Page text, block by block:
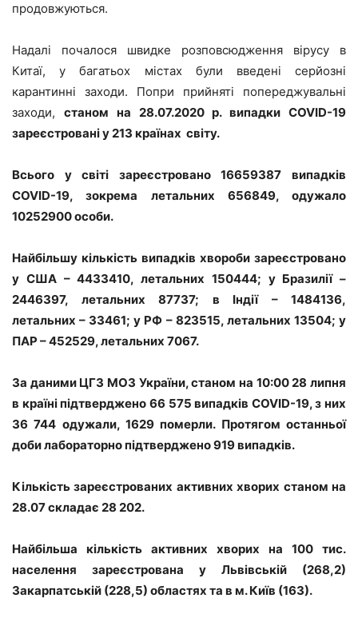
продовжуються.
Надалі почалося швидке розповсюдження вірусу в
Китаї, у багатьох містах були введені серйозні
карантинні заходи. Попри прийняті попереджувальні
заходи, станом на 28.07.2020 р. випадкиCOVID-19
зареєстровані у 213 країнах світу.
Всього у світі зареєстровано 16659387 випадків
COVID-19, зокрема летальних 656849, одужало
10252900 особи.
Найбільшу кількість випадків хвороби зареєстровано
у США – 4433410, летальних 150444; у Бразилії –
2446397, летальних 87737; в Індії – 1484136,
летальних – 33461; у РФ – 823515, летальних 13504; у
ПАР – 452529, летальних 7067.
За даними ЦГЗ МОЗ України, станом на 10:00 28 липня
в країні підтверджено 66 575 випадків COVID-19, з них
36 744 одужали, 1629 померли. Протягом останньої
доби лабораторно підтверджено 919 випадків.
Кількість зареєстрованих активних хворих станом на
28.07 складає 28 202.
Найбільша кількість активних хворих на 100 тис.
населення зареєстрована у Львівській (268,2)
Закарпатській (228,5) областях та в м. Київ (163).